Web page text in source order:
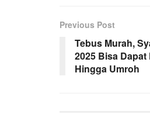
Previous Post
Tebus Murah,
2025 Bisa
Hingga Umroh